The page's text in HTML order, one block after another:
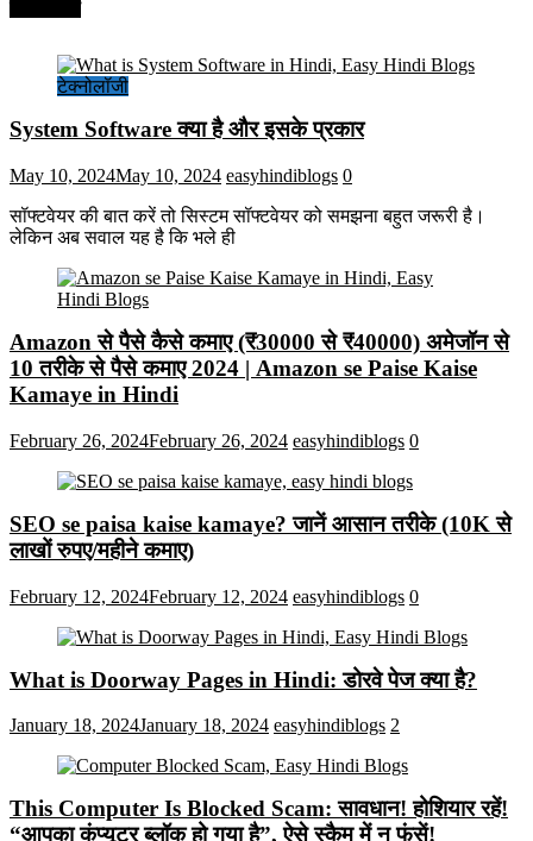
टेक्नोलॉजी
System Software क्या है और इसके प्रकार
May 10, 2024May 10, 2024 easyhindiblogs 0
सॉफ्टवेयर की बात करें तो सिस्टम सॉफ्टवेयर को समझना बहुत जरूरी है।
लेकिन अब सवाल यह है कि भले ही
Amazon से पैसे कैसे कमाए (₹30000 से ₹40000) अमेजॉन से
10 तरीके से पैसे कमाए 2024 | Amazon se Paise Kaise
Kamaye in Hindi
February 26, 2024February 26, 2024 easyhindiblogs 0
SEO se paisa kaise kamaye? जानें आसान तरीके (10K से
लाखों रुपए/महीने कमाए)
February 12, 2024February 12, 2024 easyhindiblogs 0
What is Doorway Pages in Hindi: डोरवे पेज क्या है?
January 18, 2024January 18, 2024 easyhindiblogs 2
This Computer Is Blocked Scam: सावधान! होशियार रहें!
“आपका कंप्यूटर ब्लॉक हो गया है”, ऐसे स्कैम में न फंसें!